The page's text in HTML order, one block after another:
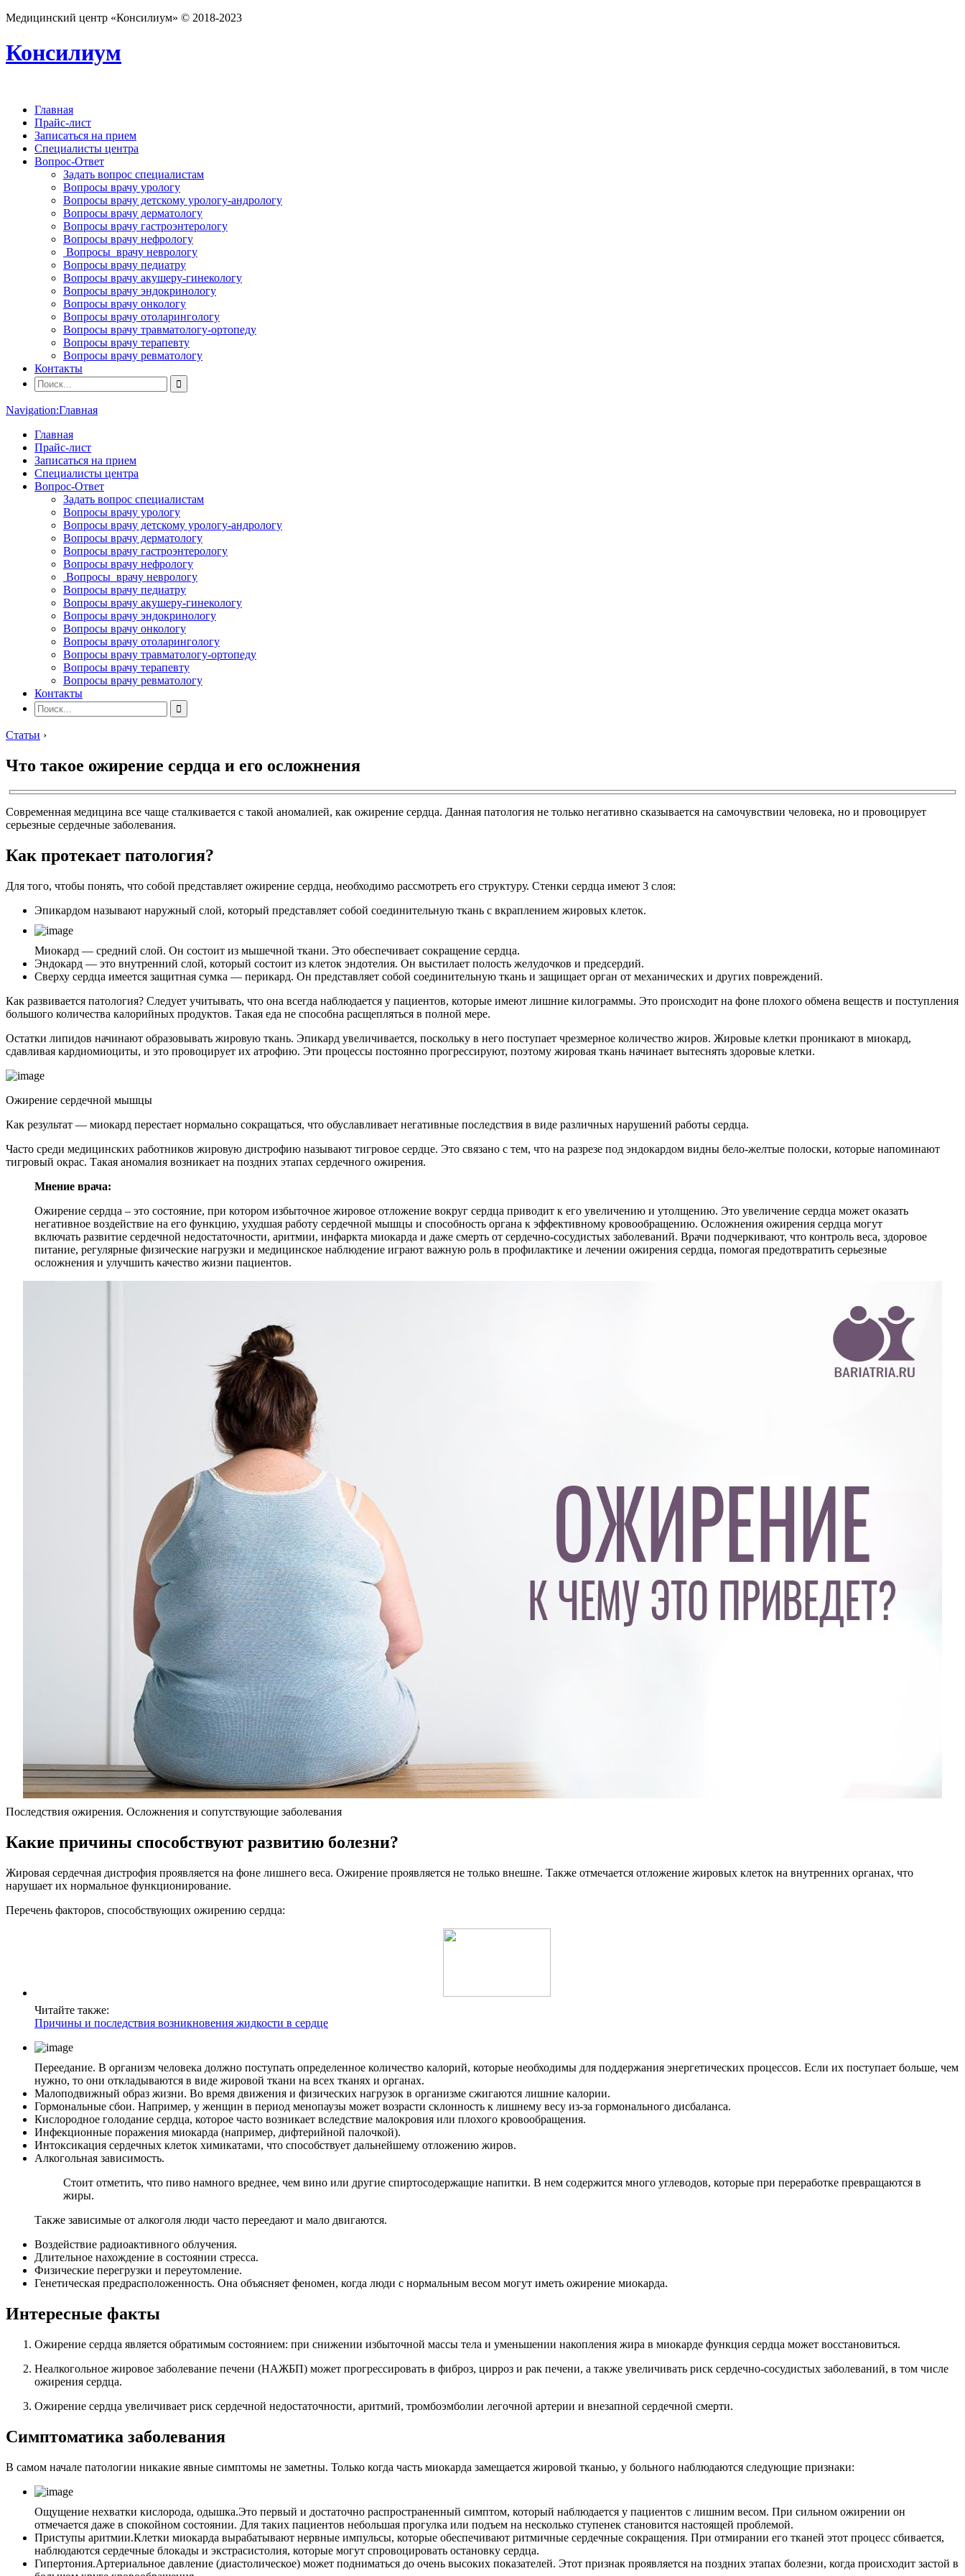
Медицинский центр «Консилиум» © 2018-2023
Консилиум
Главная
Прайс-лист
Записаться на прием
Специалисты центра
Вопрос-Ответ
Задать вопрос специалистам
Вопросы врачу урологу
Вопросы врачу детскому урологу-андрологу
Вопросы врачу дерматологу
Вопросы врачу гастроэнтерологу
Вопросы врачу нефрологу
Вопросы врачу неврологу
Вопросы врачу педиатру
Вопросы врачу акушеру-гинекологу
Вопросы врачу эндокринологу
Вопросы врачу онкологу
Вопросы врачу отоларингологу
Вопросы врачу травматологу-ортопеду
Вопросы врачу терапевту
Вопросы врачу ревматологу
Контакты
Navigation:Главная
Главная
Прайс-лист
Записаться на прием
Специалисты центра
Вопрос-Ответ
Задать вопрос специалистам
Вопросы врачу урологу
Вопросы врачу детскому урологу-андрологу
Вопросы врачу дерматологу
Вопросы врачу гастроэнтерологу
Вопросы врачу нефрологу
Вопросы врачу неврологу
Вопросы врачу педиатру
Вопросы врачу акушеру-гинекологу
Вопросы врачу эндокринологу
Вопросы врачу онкологу
Вопросы врачу отоларингологу
Вопросы врачу травматологу-ортопеду
Вопросы врачу терапевту
Вопросы врачу ревматологу
Контакты
Статьи ›
Что такое ожирение сердца и его осложнения
Современная медицина все чаще сталкивается с такой аномалией, как ожирение сердца. Данная патология не только негативно сказывается на самочувствии человека, но и провоцирует
серьезные сердечные заболевания.
Как протекает патология?
Для того, чтобы понять, что собой представляет ожирение сердца, необходимо рассмотреть его структуру. Стенки сердца имеют 3 слоя:
Эпикардом называют наружный слой, который представляет собой соединительную ткань с вкраплением жировых клеток.
Миокард — средний слой. Он состоит из мышечной ткани. Это обеспечивает сокращение сердца.
Эндокард — это внутренний слой, который состоит из клеток эндотелия. Он выстилает полость желудочков и предсердий.
Сверху сердца имеется защитная сумка — перикард. Он представляет собой соединительную ткань и защищает орган от механических и других повреждений.
Как развивается патология? Следует учитывать, что она всегда наблюдается у пациентов, которые имеют лишние килограммы. Это происходит на фоне плохого обмена веществ и поступления
большого количества калорийных продуктов. Такая еда не способна расщепляться в полной мере.
Остатки липидов начинают образовывать жировую ткань. Эпикард увеличивается, поскольку в него поступает чрезмерное количество жиров. Жировые клетки проникают в миокард,
сдавливая кардиомиоциты, и это провоцирует их атрофию. Эти процессы постоянно прогрессируют, поэтому жировая ткань начинает вытеснять здоровые клетки.
Ожирение сердечной мышцы
Как результат — миокард перестает нормально сокращаться, что обуславливает негативные последствия в виде различных нарушений работы сердца.
Часто среди медицинских работников жировую дистрофию называют тигровое сердце. Это связано с тем, что на разрезе под эндокардом видны бело-желтые полоски, которые напоминают
тигровый окрас. Такая аномалия возникает на поздних этапах сердечного ожирения.
Мнение врача:
Ожирение сердца – это состояние, при котором избыточное жировое отложение вокруг сердца приводит к его увеличению и утолщению. Это увеличение сердца может оказать
негативное воздействие на его функцию, ухудшая работу сердечной мышцы и способность органа к эффективному кровообращению. Осложнения ожирения сердца могут
включать развитие сердечной недостаточности, аритмии, инфаркта миокарда и даже смерть от сердечно-сосудистых заболеваний. Врачи подчеркивают, что контроль веса, здоровое
питание, регулярные физические нагрузки и медицинское наблюдение играют важную роль в профилактике и лечении ожирения сердца, помогая предотвратить серьезные
осложнения и улучшить качество жизни пациентов.
Последствия ожирения. Осложнения и сопутствующие заболевания
Какие причины способствуют развитию болезни?
Жировая сердечная дистрофия проявляется на фоне лишнего веса. Ожирение проявляется не только внешне. Также отмечается отложение жировых клеток на внутренних органах, что
нарушает их нормальное функционирование.
Перечень факторов, способствующих ожирению сердца:
Читайте также:
Причины и последствия возникновения жидкости в сердце
Переедание. В организм человека должно поступать определенное количество калорий, которые необходимы для поддержания энергетических процессов. Если их поступает больше, чем
нужно, то они откладываются в виде жировой ткани на всех тканях и органах.
Малоподвижный образ жизни. Во время движения и физических нагрузок в организме сжигаются лишние калории.
Гормональные сбои. Например, у женщин в период менопаузы может возрасти склонность к лишнему весу из-за гормонального дисбаланса.
Кислородное голодание сердца, которое часто возникает вследствие малокровия или плохого кровообращения.
Инфекционные поражения миокарда (например, дифтерийной палочкой).
Интоксикация сердечных клеток химикатами, что способствует дальнейшему отложению жиров.
Алкогольная зависимость.
Стоит отметить, что пиво намного вреднее, чем вино или другие спиртосодержащие напитки. В нем содержится много углеводов, которые при переработке превращаются в
жиры.
Также зависимые от алкоголя люди часто переедают и мало двигаются.
Воздействие радиоактивного облучения.
Длительное нахождение в состоянии стресса.
Физические перегрузки и переутомление.
Генетическая предрасположенность. Она объясняет феномен, когда люди с нормальным весом могут иметь ожирение миокарда.
Интересные факты
Ожирение сердца является обратимым состоянием: при снижении избыточной массы тела и уменьшении накопления жира в миокарде функция сердца может восстановиться.
Неалкогольное жировое заболевание печени (НАЖБП) может прогрессировать в фиброз, цирроз и рак печени, а также увеличивать риск сердечно-сосудистых заболеваний, в том числе
ожирения сердца.
Ожирение сердца увеличивает риск сердечной недостаточности, аритмий, тромбоэмболии легочной артерии и внезапной сердечной смерти.
Симптоматика заболевания
В самом начале патологии никакие явные симптомы не заметны. Только когда часть миокарда замещается жировой тканью, у больного наблюдаются следующие признаки:
Ощущение нехватки кислорода, одышка.Это первый и достаточно распространенный симптом, который наблюдается у пациентов с лишним весом. При сильном ожирении он
отмечается даже в спокойном состоянии. Для таких пациентов небольшая прогулка или подъем на несколько ступенек становится настоящей проблемой.
Приступы аритмии.Клетки миокарда вырабатывают нервные импульсы, которые обеспечивают ритмичные сердечные сокращения. При отмирании его тканей этот процесс сбивается,
наблюдаются сердечные блокады и экстрасистолия, которые могут спровоцировать остановку сердца.
Гипертония.Артериальное давление (диастолическое) может подниматься до очень высоких показателей. Этот признак проявляется на поздних этапах болезни, когда происходит застой в